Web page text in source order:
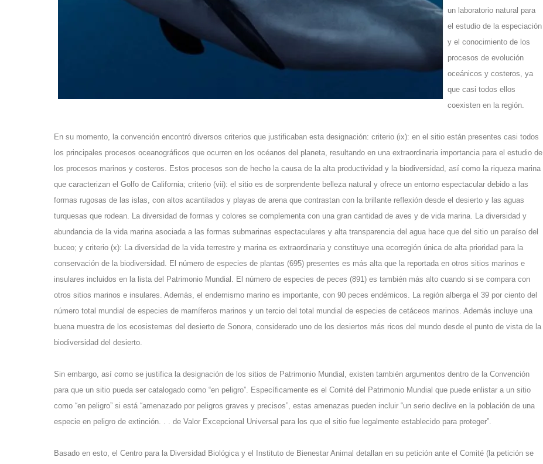
un laboratorio natural para
el estudio de la especiación
y el conocimiento de los
procesos de evolución
oceánicos y costeros, ya
que casi todos ellos
coexisten en la región.
En su momento, la convención encontró diversos criterios que justificaban esta designación: criterio (ix): en el sitio están presentes casi todos
los principales procesos oceanográficos que ocurren en los océanos del planeta, resultando en una extraordinaria importancia para el estudio de
los procesos marinos y costeros. Estos procesos son de hecho la causa de la alta productividad y la biodiversidad, así como la riqueza marina
que caracterizan el Golfo de California; criterio (vii): el sitio es de sorprendente belleza natural y ofrece un entorno espectacular debido a las
formas rugosas de las islas, con altos acantilados y playas de arena que contrastan con la brillante reflexión desde el desierto y las aguas
turquesas que rodean. La diversidad de formas y colores se complementa con una gran cantidad de aves y de vida marina. La diversidad y
abundancia de la vida marina asociada a las formas submarinas espectaculares y alta transparencia del agua hace que del sitio un paraíso del
buceo; y criterio (x): La diversidad de la vida terrestre y marina es extraordinaria y constituye una ecorregión única de alta prioridad para la
conservación de la biodiversidad. El número de especies de plantas (695) presentes es más alta que la reportada en otros sitios marinos e
insulares incluidos en la lista del Patrimonio Mundial. El número de especies de peces (891) es también más alto cuando si se compara con
otros sitios marinos e insulares. Además, el endemismo marino es importante, con 90 peces endémicos. La región alberga el 39 por ciento del
número total mundial de especies de mamíferos marinos y un tercio del total mundial de especies de cetáceos marinos. Además incluye una
buena muestra de los ecosistemas del desierto de Sonora, considerado uno de los desiertos más ricos del mundo desde el punto de vista de la
biodiversidad del desierto.
Sin embargo, así como se justifica la designación de los sitios de Patrimonio Mundial, existen también argumentos dentro de la Convención
para que un sitio pueda ser catalogado como “en peligro”. Específicamente es el Comité del Patrimonio Mundial que puede enlistar a un sitio
como “en peligro” si está “amenazado por peligros graves y precisos”, estas amenazas pueden incluir “un serio declive en la población de una
especie en peligro de extinción. . . de Valor Excepcional Universal para los que el sitio fue legalmente establecido para proteger”.
Basado en esto, el Centro para la Diversidad Biológica y el Instituto de Bienestar Animal detallan en su petición ante el Comité (la petición se